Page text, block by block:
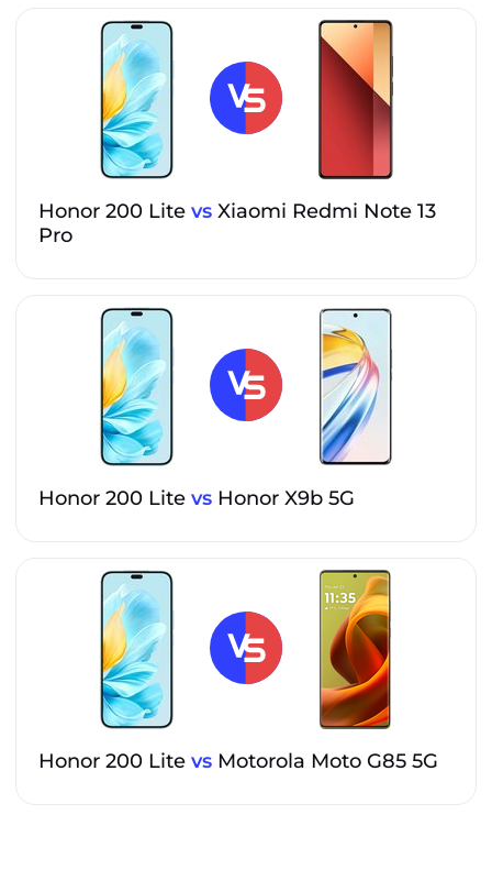
Honor 200 Lite vs Xiaomi Redmi Note 13
Pro
Honor 200 Lite vs Honor X9b 5G
Honor 200 Lite vs Motorola Moto G85 5G